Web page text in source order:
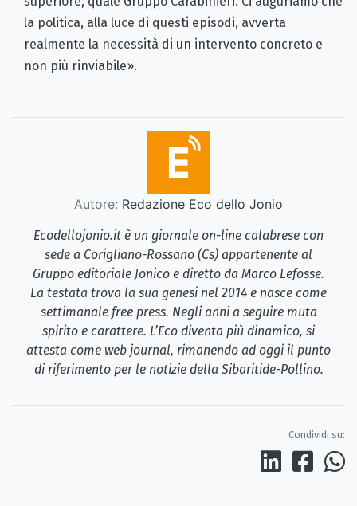
la politica, alla luce di questi episodi, avverta
realmente la necessità di un intervento concreto e
non più rinviabile».
Autore: Redazione Eco dello Jonio
Ecodellojonio.it è un giornale on-line calabrese con
sede a Corigliano-Rossano (Cs) appartenente al
Gruppo editoriale Jonico e diretto da Marco Lefosse.
La testata trova la sua genesi nel 2014 e nasce come
settimanale free press. Negli anni a seguire muta
spirito e carattere. L’Eco diventa più dinamico, si
attesta come web journal, rimanendo ad oggi il punto
di riferimento per le notizie della Sibaritide-Pollino.
Condividi su: